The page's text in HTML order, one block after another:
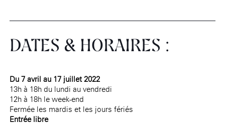
DATES & HORAIRES :
Du 7 avril au 17 juillet 2022
13h à 18h du lundi au vendredi
12h à 18h le week-end
Fermée les mardis et les jours fériés
Entrée libre